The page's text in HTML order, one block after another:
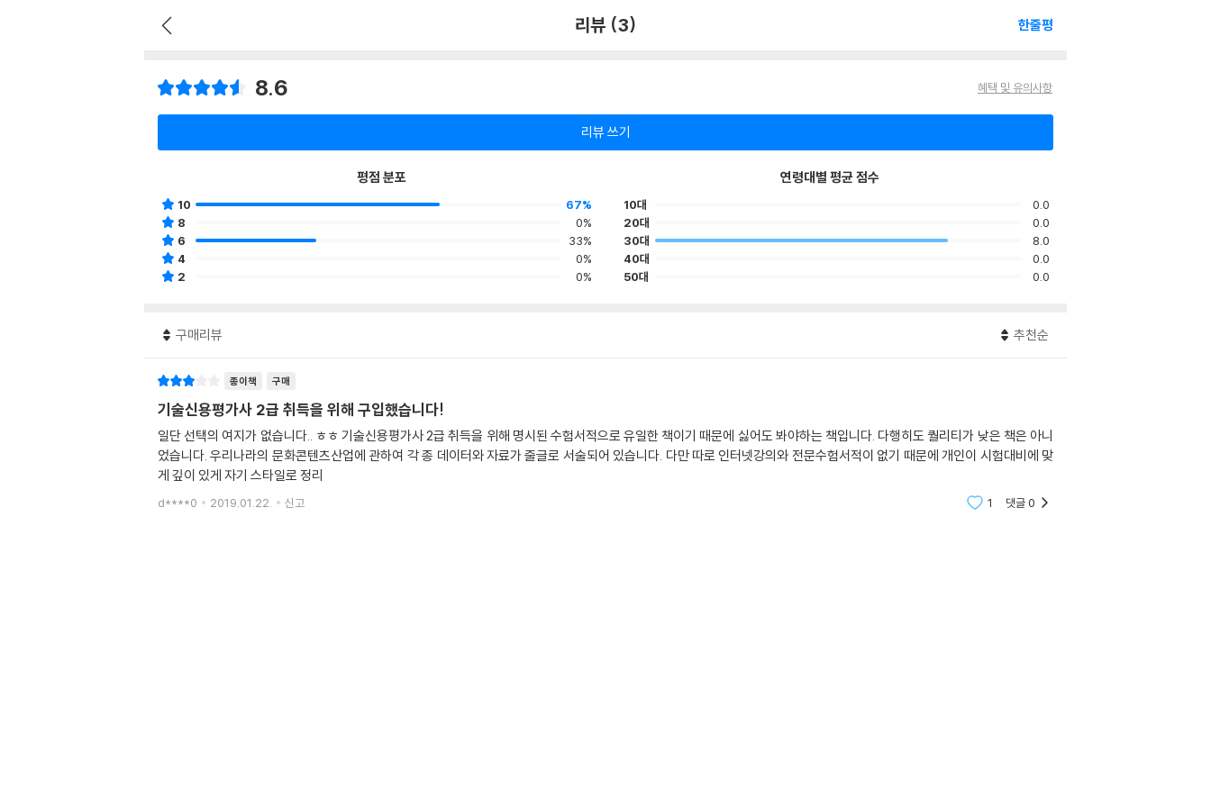
리뷰 (3) 한줄평
8.6 혜택 및 유의사항
리뷰 쓰기
평점 분포
10
67%
8
0%
6
33%
4
0%
2
0%
연령대별 평균 점수
10대
0.0
20대
0.0
30대
8.0
40대
0.0
50대
0.0
구매리뷰 추천순
종이책 구매
기술신용평가사 2급 취득을 위해 구입했습니다!
일단 선택의 여지가 없습니다.. ㅎㅎ 기술신용평가사 2급 취득을 위해 명시된 수험서적으로 유일한 책이기 때문에 싫어도 봐야하는 책입니다. 다행히도 퀄리티가 낮은 책은 아니
었습니다. 우리나라의 문화콘텐츠산업에 관하여 각 종 데이터와 자료가 줄글로 서술되어 있습니다. 다만 따로 인터넷강의와 전문수험서적이 없기 때문에 개인이 시험대비에 맞
게 깊이 있게 자기 스타일로 정리
d****0 2019.01.22. 신고 1 댓글0